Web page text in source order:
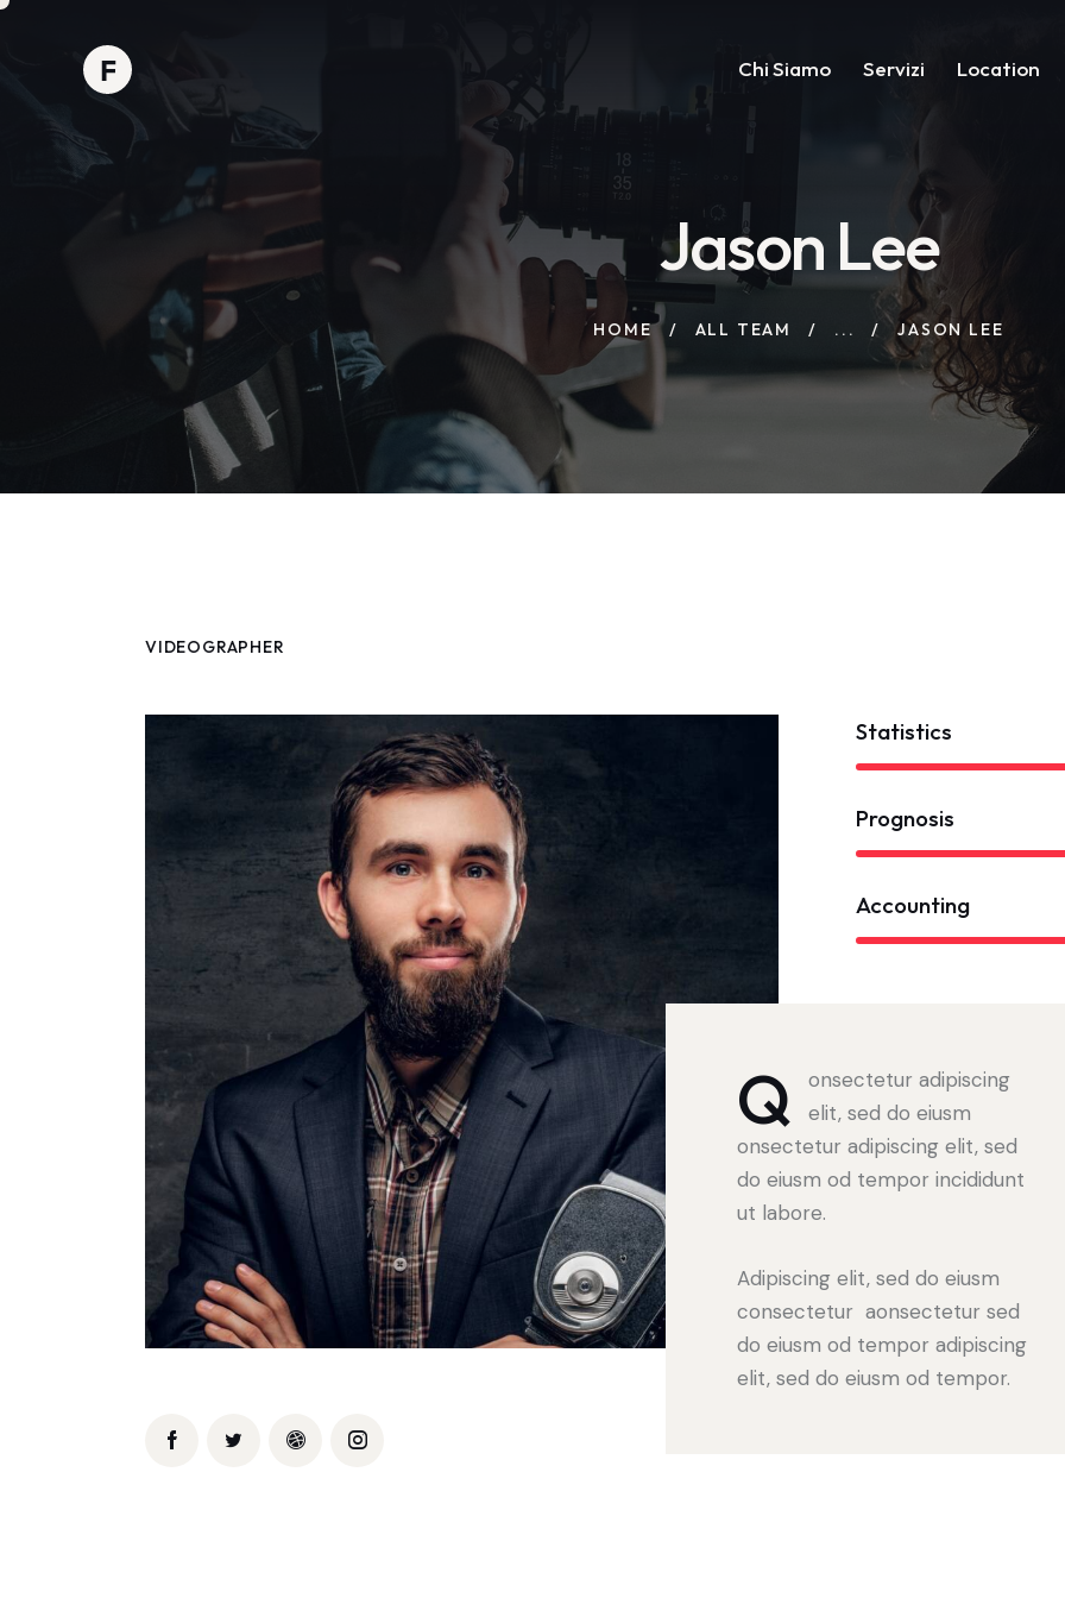
Chi Siamo Servizi Location
Jason Lee
HOME ALL TEAM ... JASON LEE
VIDEOGRAPHER
Statistics
Prognosis
Accounting
Q
onsectetur adipiscing
elit, sed do eiusm
onsectetur adipiscing elit, sed
do eiusm od tempor incididunt
ut labore.
Adipiscing elit, sed do eiusm
consectetur aonsectetur sed
do eiusm od tempor adipiscing
elit, sed do eiusm od tempor.